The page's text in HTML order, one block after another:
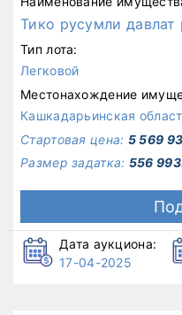
Тико русумли
Тип лота:
Легковой
Местонахождение
Кашкадарьинская
Стартовая цена: 5 569
Размер задатка: 556
Дата аукциона:
17-04-2025